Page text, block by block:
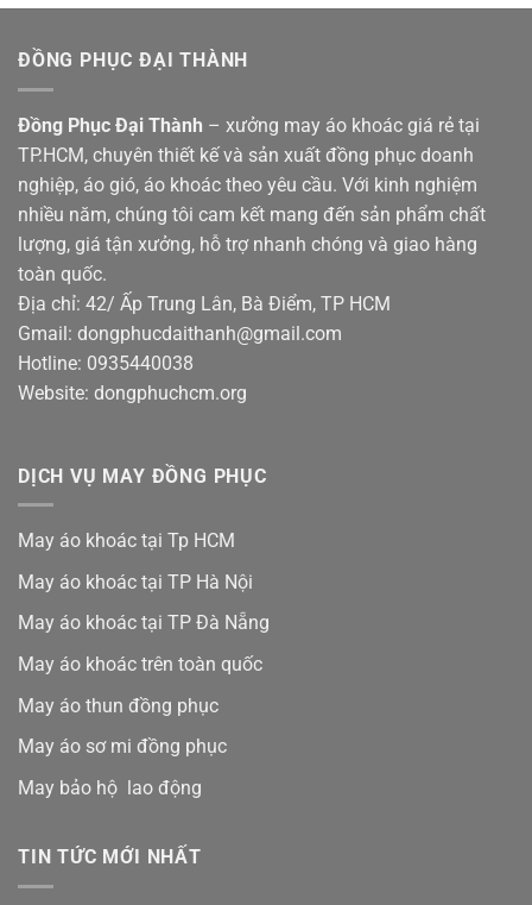
ĐỒNG PHỤC ĐẠI THÀNH
Đồng Phục Đại Thành – xưởng may áo khoác giá rẻ tại
TP.HCM, chuyên thiết kế và sản xuất đồng phục doanh
nghiệp, áo gió, áo khoác theo yêu cầu. Với kinh nghiệm
nhiều năm, chúng tôi cam kết mang đến sản phẩm chất
lượng, giá tận xưởng, hỗ trợ nhanh chóng và giao hàng
toàn quốc.
Địa chỉ: 42/ Ấp Trung Lân, Bà Điểm, TP HCM
Gmail: dongphucdaithanh@gmail.com
Hotline: 0935440038
Website: dongphuchcm.org
DỊCH VỤ MAY ĐỒNG PHỤC
May áo khoác tại Tp HCM
May áo khoác tại TP Hà Nội
May áo khoác tại TP Đà Nẵng
May áo khoác trên toàn quốc
May áo thun đồng phục
May áo sơ mi đồng phục
May bảo hộ lao động
TIN TỨC MỚI NHẤT